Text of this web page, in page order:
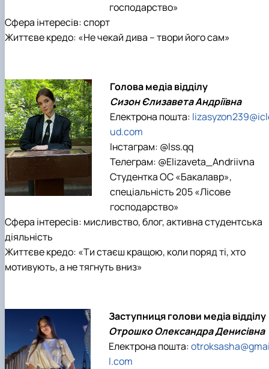
господарство»
Сфера інтересів: спорт
Життєве кредо: «Не чекай дива – твори його сам»
Голова медіа відділу
Сизон Єлизавета Андріївна
Електрона пошта:
ud.com
Інстаграм: @lss.qq
Телеграм: @Elizaveta_Andriivna
Студентка ОС «Бакалавр»,
спеціальність 205 «Лісове
господарство»
Сфера інтересів: мисливство, блог, активна студентська
діяльність
Життєве кредо: «Ти стаєш кращою, коли поряд ті, хто
мотивують, а не тягнуть вниз»
Заступниця голови медіа відділу
Отрошко Олександра Денисівна
Електрона пошта:
l.com